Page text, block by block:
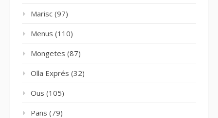
Marisc (97)
Menus (110)
Mongetes (87)
Olla Exprés (32)
Ous (105)
Pans (79)